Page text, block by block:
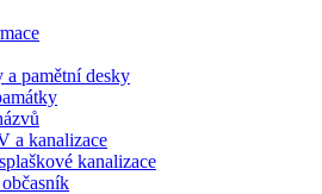
pamětní desky
a kanalizace
kanalizace